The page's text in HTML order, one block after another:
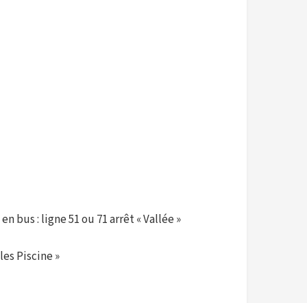
bus : ligne 51 ou 71 arrêt « Vallée »
Piscine »